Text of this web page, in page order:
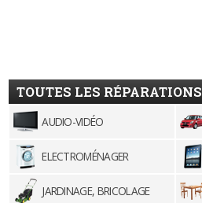
TOUTES LES RÉPARATIONS
AUDIO-VIDÉO
ELECTROMÉNAGER
JARDINAGE, BRICOLAGE